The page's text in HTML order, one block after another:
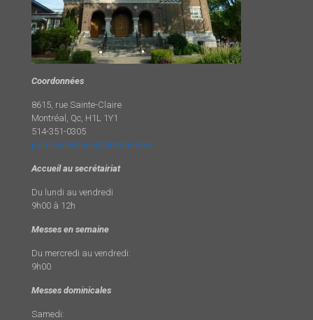
Coordonnées
8615, rue Sainte-Claire
Montréal, Qc, H1L 1Y1
514-351-0305
paroissestclaire@hotmail.com
Accueil au secrétairiat
Du lundi au vendredi
9h00 à 12h
Messes en semaine
Du mercredi au vendredi:
9h00
Messes dominicales
Samedi: